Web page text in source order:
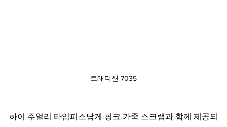
트래디션 7035
하이 주얼리 타임피스답게 핑크 가죽 스크랩과 함께 제공되